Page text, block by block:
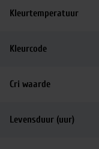
Kleurtemperatuur
Kleurcode
Cri waarde
Levensduur (uur)